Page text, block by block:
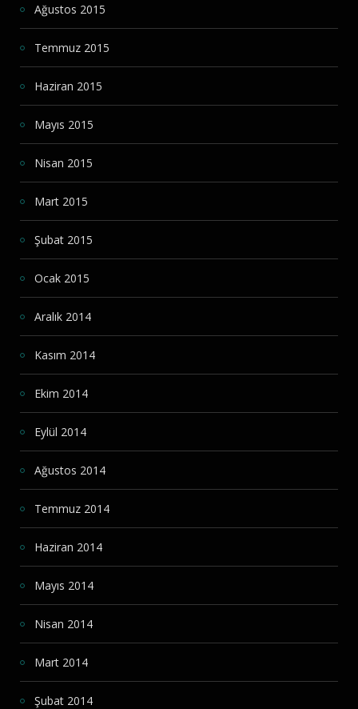
Ağustos 2015
Temmuz 2015
Haziran 2015
Mayıs 2015
Nisan 2015
Mart 2015
Şubat 2015
Ocak 2015
Aralık 2014
Kasım 2014
Ekim 2014
Eylül 2014
Ağustos 2014
Temmuz 2014
Haziran 2014
Mayıs 2014
Nisan 2014
Mart 2014
Şubat 2014